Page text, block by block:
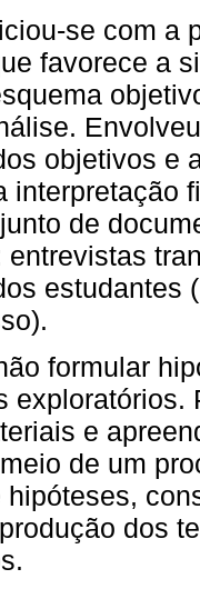
se com a
favorece a
objetivos e
interpretação
de
entrevistas
estudantes
formular
e
de um
hipóteses,
dos